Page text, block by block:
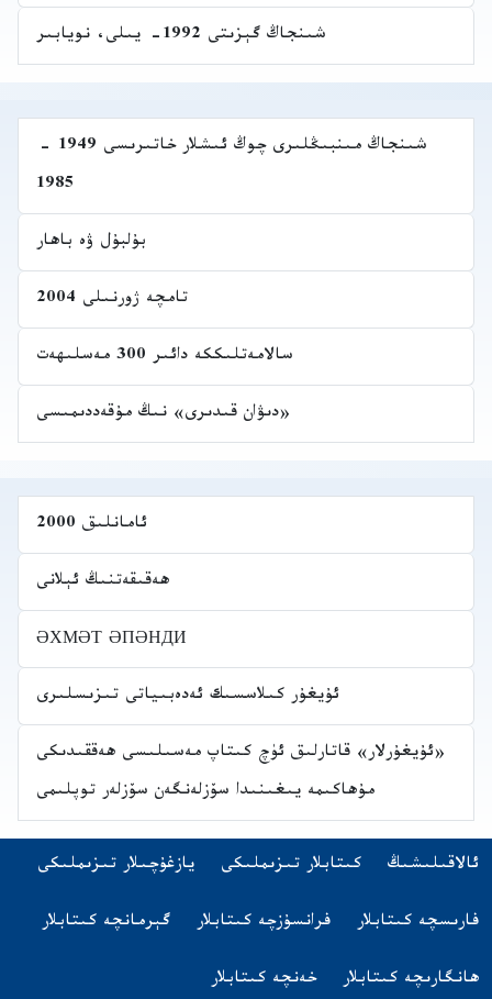
شىنجاڭ گېزىتى 1992- يىلى، نويابىر
شىنجاڭ مىنبىڭلىرى چوڭ ئىشلار خاتىرىسى 1949 -
1985
بۇلبۇل ۋە باھار
تامچە ژورنىلى 2004
سالامەتلىككە دائىر 300 مەسلىھەت
«دىۋان قىدىرى» نىڭ مۇقەددىمىسى
ئامانلىق 2000
ھەقىقەتنىڭ ئېلانى
ӘХМӘТ ӘПӘНДИ
ئۇيغۇر كىلاسسىك ئەدەبىياتى تىزىسلىرى
«ئۇيغۇرلار» قاتارلىق ئۈچ كىتاپ مەسىلىسى ھەققىدىكى
مۇھاكىمە يىغىنىدا سۆزلەنگەن سۆزلەر توپلىمى
Navigation
ئالاقىلىشىڭ كىتابلار تىزىملىكى
(opens in new tab) يازغۇچىلار تىزىملىكى
باشقا تىلدىكى كىتابلار
فارىسچە كىتابلار
(opens in new tab) فرانسۇزچە كىتابلار
(opens in new tab) گېرمانچە كىتابلار
(opens in new tab)
ھانگارىچە كىتابلار
(opens in new tab) خەنچە كىتابلار
(opens in new tab)